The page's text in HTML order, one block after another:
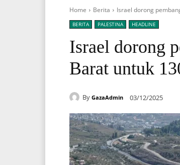
Home Berita Israel dorong
BERITA PALESTINA HEADLINE
Israel dorong
Barat untuk
By GazaAdmin 03/12/2025